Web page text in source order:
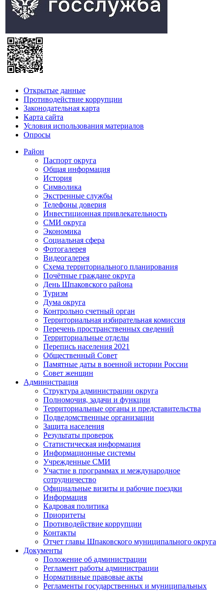
Открытые данные
Противодействие коррупции
Законодательная карта
Карта сайта
Условия использования материалов
Опросы
Район
Паспорт округа
Общая информация
История
Символика
Экстренные службы
Телефоны доверия
Инвестиционная привлекательность
СМИ округа
Экономика
Социальная сфера
Фотогалерея
Видеогалерея
Схема территориального планирования
Почётные граждане округа
День Шпаковского района
Туризм
Дума округа
Контрольно счетный орган
Территориальная избирательная комиссия
Перечень пространственных сведений
Территориальные отделы
Перепись населения 2021
Общественный Совет
Памятные даты в военной истории России
Совет женщин
Администрация
Структура администрации округа
Полномочия, задачи и функции
Территориальные органы и представительства
Подведомственные организации
Защита населения
Результаты проверок
Статистическая информация
Информационные системы
Учрежденные СМИ
Участие в программах и международное
сотрудничество
Официальные визиты и рабочие поездки
Информация
Кадровая политика
Приоритеты
Противодействие коррупции
Контакты
Отчет главы Шпаковского муниципального округа
Документы
Положение об администрации
Регламент работы администрации
Нормативные правовые акты
Регламенты государственных и муниципальных